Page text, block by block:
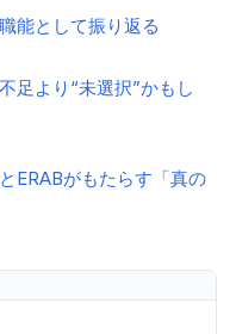
能として振り返る
足より“未選択”かもし
ERABがもたらす「真の